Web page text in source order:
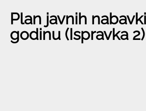
Plan javnih
godinu (Ispravka 2)